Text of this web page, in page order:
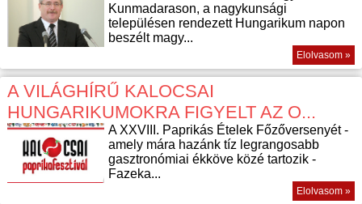
Kunmadarason, a nagykunsági
településen rendezett Hungarikum napon
beszélt magy...
Elolvasom »
A VILÁGHÍRŰ KALOCSAI
HUNGARIKUMOKRA FIGYELT AZ O...
A XXVIII. Paprikás Ételek Főzőversenyét -
amely mára hazánk tíz legrangosabb
gasztronómiai ékköve közé tartozik -
Fazeka...
Elolvasom »